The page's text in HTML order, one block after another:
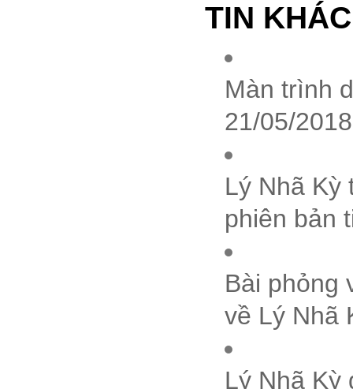
TIN KHÁC
Màn trình
21/05/2018
Lý Nhã Kỳ
phiên bản
Bài phỏng
về Lý Nhã
Lý Nhã Kỳ